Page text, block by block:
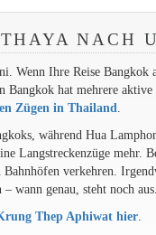
NACH
Wenn Ihre Reise
Bangkok hat mehrere aktive
Zügen in Thailand.
während Hua
Langstreckenzüge mehr.
verkehren.
wann genau, steht noch aus.
Thep Aphiwat hier.